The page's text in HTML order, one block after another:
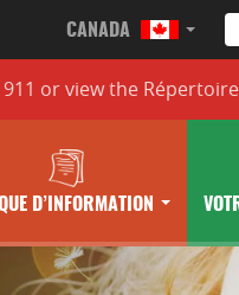
CANADA
911 orview the
D’INFORMATION